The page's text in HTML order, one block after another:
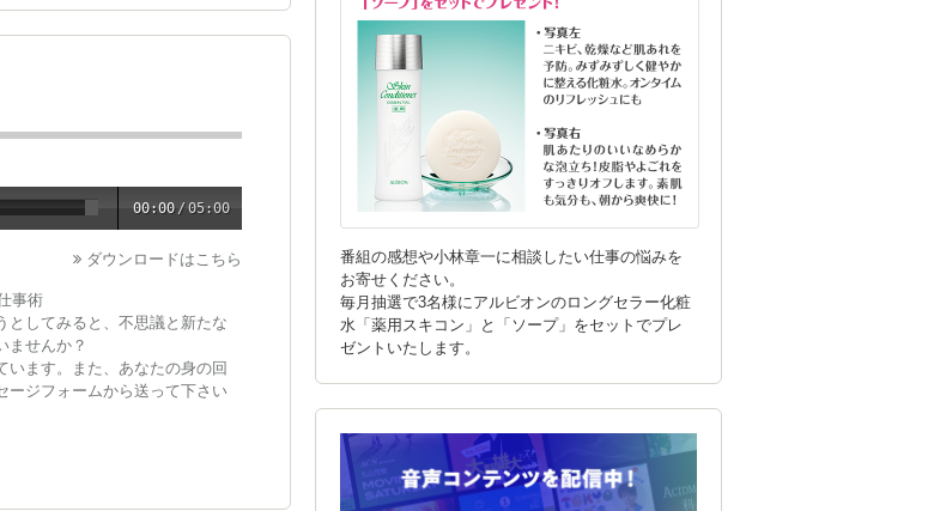
00:00 /05:00
ダウンロードはこちら
事術
としてみると、不思議と新たな
ませんか？
います。また、あなたの身の回
ージフォームから送って下さい
番組の感想や小林章一に相談したい仕事の悩みを
お寄せください。
毎月抽選で3名様にアルビオンのロングセラー化粧
水「薬用スキコン」と「ソープ」をセットでプレ
ゼントいたします。